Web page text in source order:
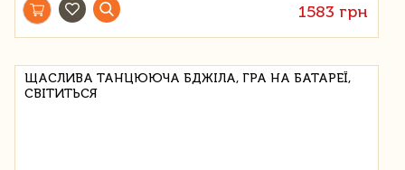
1583 грн
ЩАСЛИВА ТАНЦЮЮЧА БДЖІЛА, ГРА НА БАТАРЕЇ,
СВІТИТЬСЯ